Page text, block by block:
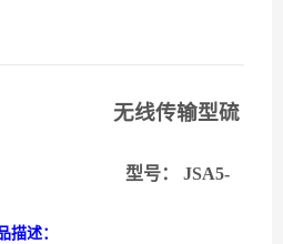
无线传输型硫
型号： JSA5-
描述：